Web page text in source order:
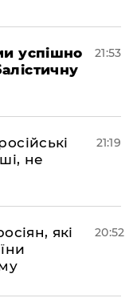
успішно
21:53
не
21:19
які
20:52